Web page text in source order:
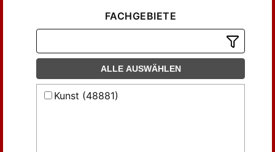
FACHGEBIETE
ALLE AUSWÄHLEN
Kunst (48881)